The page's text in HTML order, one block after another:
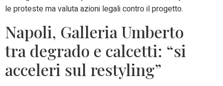
le proteste ma valuta azioni legali contro il progetto.
Napoli, Galleria Umberto
tra degrado e calcetti: “si
acceleri sul restyling”